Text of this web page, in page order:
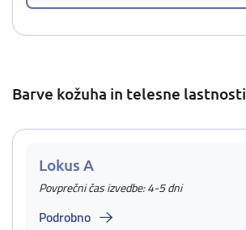
Barve kožuha in telesne lastnosti
Lokus A
Povprečni čas izvedbe: 4-5 dni
Podrobno